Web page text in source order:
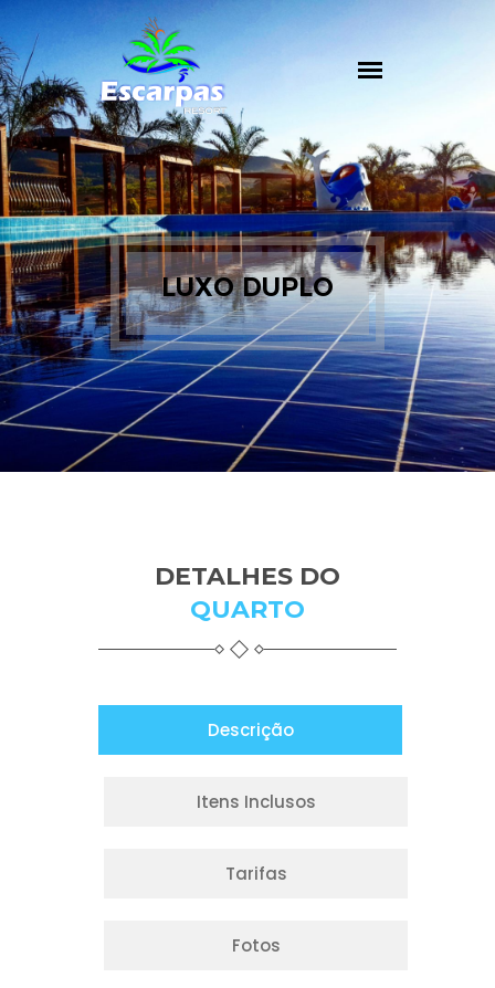
LUXO DUPLO
DETALHES DO
QUARTO
Descrição
Itens Inclusos
Tarifas
Fotos